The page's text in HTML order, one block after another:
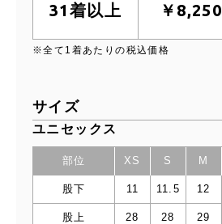
31着以上 ￥8,250
※全て1着あたりの税込価格
サイズ
ユニセックス
部位 XS S M
股下 11 11.5 12
股上 28 28 29